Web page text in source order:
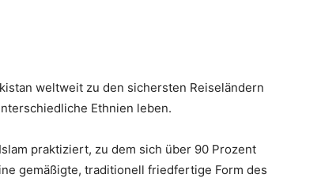
weltweit zu den sichersten Reiseländern
Ethnien leben.
praktiziert, zu dem sich über 90 Prozent
gemäßigte, traditionell friedfertige Form des